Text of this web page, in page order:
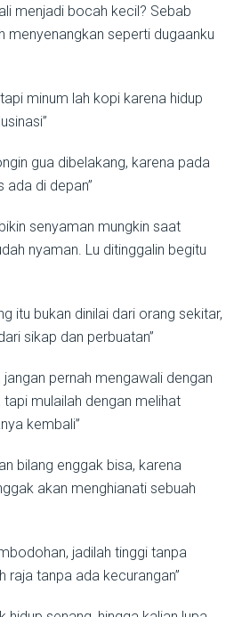
menjadi bocah kecil? Sebab
menyenangkan seperti dugaanku
minum lah kopi karena hidup
gua dibelakang, karena pada
ada di depan”
senyaman mungkin saat
nyaman. Lu ditinggalin begitu
itu bukan dinilai dari orang sekitar,
sikap dan perbuatan”
jangan pernah mengawali dengan
mulailah dengan melihat
kembali”
bilang enggak bisa, karena
akan menghianati sebuah
jadilah tinggi tanpa
raja tanpa ada kecurangan”